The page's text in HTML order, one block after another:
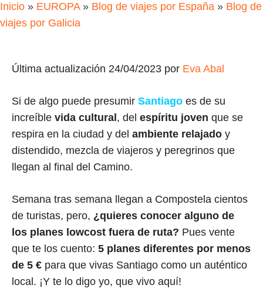
Inicio » EUROPA» Blog de viajes por España » Blog de
viajes por Galicia
Última actualización 24/04/2023 por Eva Abal
Si de algo puede presumir Santiago es de su
increíble vida cultural , del espíritu joven que se
respira en la ciudad y del ambiente relajado y
distendido, mezcla de viajeros y peregrinos que
llegan al final del Camino.
Semana tras semana llegan a Compostela cientos
de turistas, pero, ¿quieres conocer alguno de
los planes lowcost fuera de ruta? Pues vente
que te los cuento: 5 planes diferentes por menos
de 5 € para que vivas Santiago como un auténtico
local. ¡Y te lo digo yo, que vivo aquí!